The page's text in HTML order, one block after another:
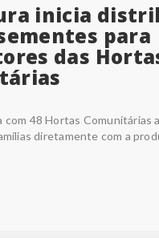
inicia
para
das
com 48 Hortas Comunitárias
diretamente com a